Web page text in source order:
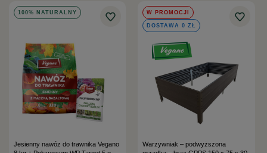
100% NATURALNY
Jesienny nawóz do trawnika Vegano
W PROMOCJI
DOSTAWA 0 ZŁ
Warzywniak – podwyższona